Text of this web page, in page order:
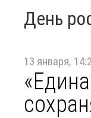
День
13 января,